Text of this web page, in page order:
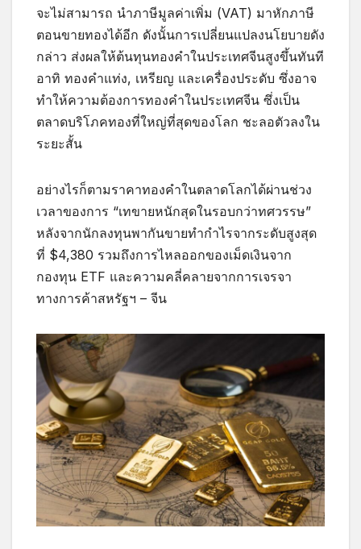
จะไม่สามารถ นำภาษีมูลค่าเพิ่ม (VAT) มาหักภาษี
ตอนขายทองได้อีก ดังนั้นการเปลี่ยนแปลงนโยบายดัง
กล่าว ส่งผลให้ต้นทุนทองคำในประเทศจีนสูงขึ้นทันที
อาทิ ทองคำแท่ง, เหรียญ และเครื่องประดับ ซึ่งอาจ
ทำให้ความต้องการทองคำในประเทศจีน ซึ่งเป็น
ตลาดบริโภคทองที่ใหญ่ที่สุดของโลก ชะลอตัวลงใน
ระยะสั้น
อย่างไรก็ตามราคาทองคำในตลาดโลกได้ผ่านช่วง
เวลาของการ “เทขายหนักสุดในรอบกว่าทศวรรษ”
หลังจากนักลงทุนพากันขายทำกำไรจากระดับสูงสุด
ที่ $4,380 รวมถึงการไหลออกของเม็ดเงินจาก
กองทุน ETF และความคลี่คลายจากการเจรจา
ทางการค้าสหรัฐฯ – จีน